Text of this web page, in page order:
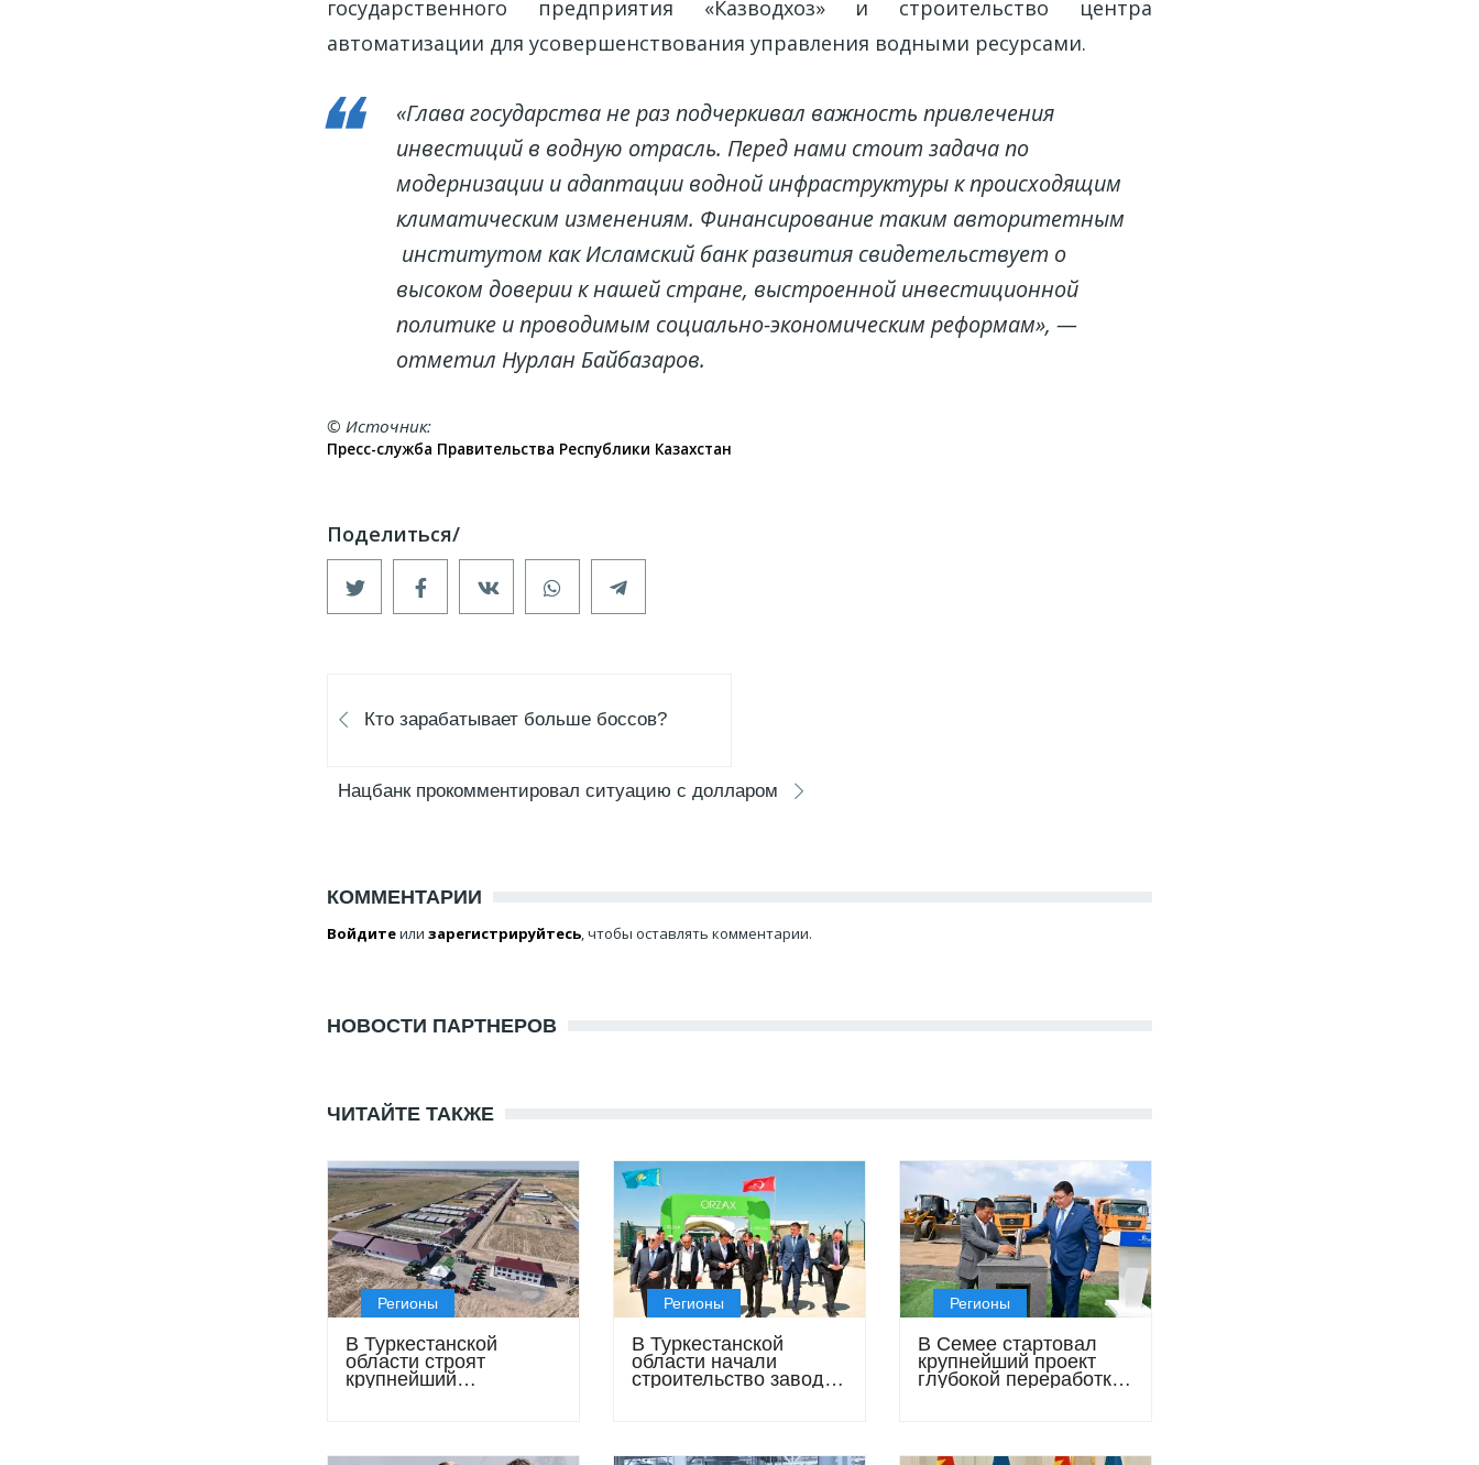
государственного предприятия «Казводхоз» и строительство центра
автоматизации для усовершенствования управления водными ресурсами.
«Глава государства не раз подчеркивал важность привлечения
инвестиций в водную отрасль. Перед нами стоит задача по
модернизации и адаптации водной инфраструктуры к происходящим
климатическим изменениям. Финансирование таким авторитетным
институтом как Исламский банк развития свидетельствует о
высоком доверии к нашей стране, выстроенной инвестиционной
политике и проводимым социально-экономическим реформам», —
отметил Нурлан Байбазаров.
© Источник
Пресс-служба Правительства Республики Казахстан
Кто зарабатывает больше боссов?
Нацбанк прокомментировал ситуацию с долларом
КОММЕНТАРИИ
Войдитеили зарегистрируйтесь, чтобы оставлять комментарии.
НОВОСТИ ПАРТНЕРОВ
ЧИТАЙТЕ ТАКЖЕ
Регионы
В Туркестанской
области строят
крупнейший
Регионы
В Туркестанской
области начали
строительство завода
Регионы
В Семее стартовал
крупнейший проект
глубокой переработки